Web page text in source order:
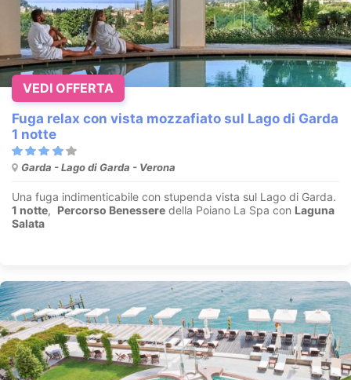
Fuga relax con vista mozzafiato sul Lago di Garda
1 notte
Garda - Lago di Garda - Verona
Una fuga indimenticabile con stupenda vista sul Lago di Garda.
1 notte, Percorso Benessere della Poiano La Spa con Laguna
Salata
VEDI OFFERTA